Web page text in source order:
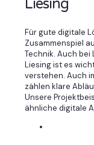
Liesing
Für gute digitale
Zusammenspiel
Technik. Auch bei
Liesing ist es
verstehen. Auch
zählen klare
Unsere
ähnliche digitale